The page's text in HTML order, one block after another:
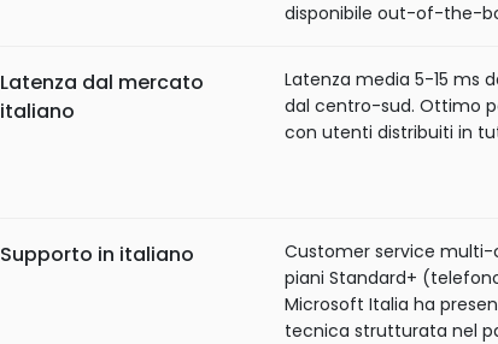
disponibile out-of-the-
Latenza dal mercato
italiano
Latenza media 5-15 ms
dal centro-sud. Ottimo
con utenti distribuiti in
Supporto in italiano Customer service multi-
piani Standard+
Microsoft Italia ha
tecnica strutturata nel